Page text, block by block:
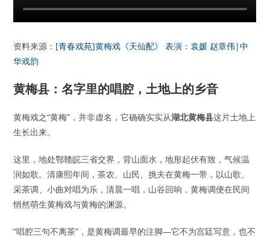
资料来源： [青春戏苑]黄梅戏《天仙配》 表演：袁媛 赵章伟|中
华戏韵
黄梅县：名字里的唱腔，土地上的乡音
黄梅戏之“黄梅”，并非虚名，它确确实实从湖北黄梅县这片土地上
生长出来。
这里，地处鄂赣皖三省交界，背山面水，地形起伏有致，气候温
润如歌。清康熙年间，茶农、山民、挑夫在黄梅一带，以山歌、
采茶调、小曲对唱为乐，清晨一唱，山谷回响，黄梅调便在民间
悄然萌生黄梅戏与黄梅的渊源。
“唱腔三句不离茶”，是黄梅调最早的注脚—它不为宫廷写意，也不